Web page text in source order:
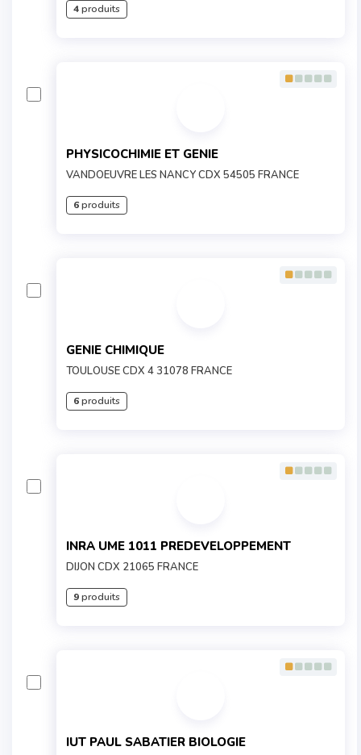
4produits
PHYSICOCHIMIE ET GENIE
VANDOEUVRE LES NANCY CDX 54505 FRANCE
6produits
GENIE CHIMIQUE
TOULOUSE CDX 4 31078 FRANCE
6produits
INRA UME 1011 PREDEVELOPPEMENT
DIJON CDX 21065 FRANCE
9produits
IUT PAUL SABATIER BIOLOGIE